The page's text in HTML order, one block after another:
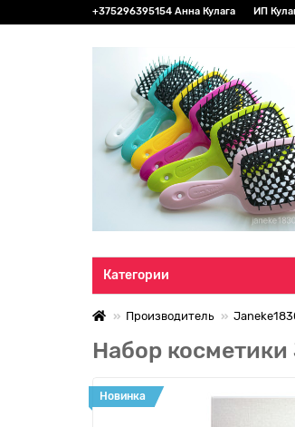
+375296395154 Анна Кулага ИП
Категории
Производитель
Набор
Новинка